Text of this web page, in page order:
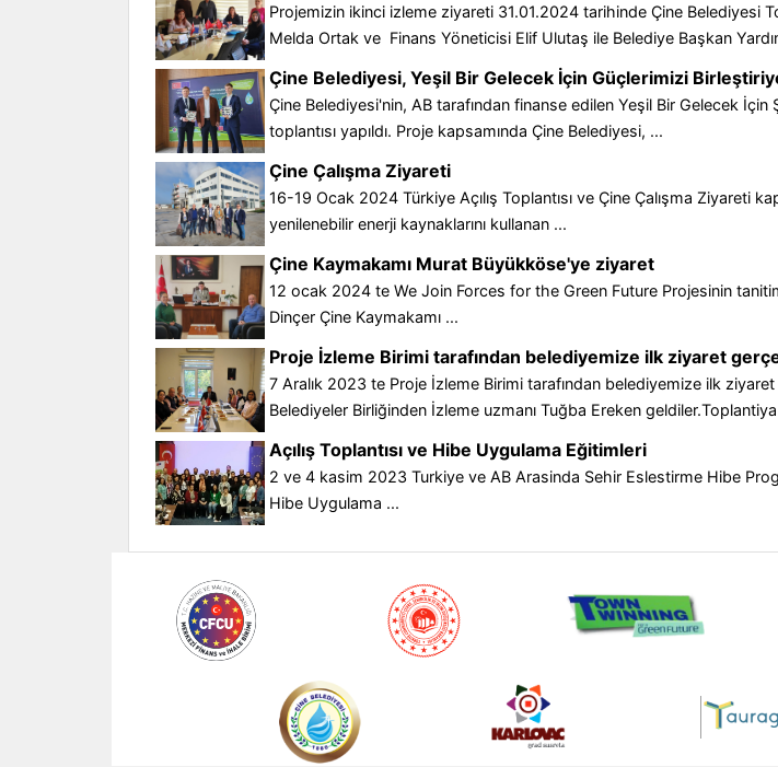
Projemizin ikinci izleme ziyareti 31.01.2024 tarihinde Çine Belediyesi
Melda Ortak ve Finans Yöneticisi Elif Ulutaş ile Belediye Başkan
Çine Belediyesi, Yeşil Bir Gelecek İçin Güçlerimizi
Çine Belediyesi'nin, AB tarafından finanse edilen Yeşil Bir Gelecek İçin
toplantısı yapıldı. Proje kapsamında Çine Belediyesi, ...
Çine Çalışma Ziyareti
16-19 Ocak 2024 Türkiye Açılış Toplantısı ve Çine Çalışma Ziyareti
yenilenebilir enerji kaynaklarını kullanan ...
Çine Kaymakamı Murat Büyükköse'ye ziyaret
12 ocak 2024 te We Join Forces for the Green Future Projesinin
Dinçer Çine Kaymakamı ...
Proje İzleme Birimi tarafından belediyemize ilk ziyaret
7 Aralık 2023 te Proje İzleme Birimi tarafından belediyemize ilk
Belediyeler Birliğinden İzleme uzmanı Tuğba Ereken
Açılış Toplantısı ve Hibe Uygulama Eğitimleri
2 ve 4 kasim 2023 Turkiye ve AB Arasinda Sehir Eslestirme Hibe
Hibe Uygulama ...